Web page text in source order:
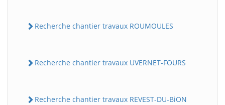
Recherche chantier travaux ROUMOULES
Recherche chantier travaux UVERNET-FOURS
Recherche chantier travaux REVEST-DU-BiON